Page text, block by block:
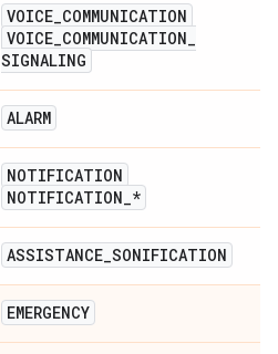
VOICE_COMMUNICATION
VOICE_COMMUNICATION_
SIGNALING
ALARM
NOTIFICATION
NOTIFICATION_*
ASSISTANCE_SONIFICATION
EMERGENCY